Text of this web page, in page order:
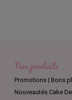
Nos produits
Promotions | Bons
Nouveautés Cake